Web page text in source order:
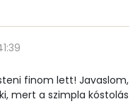
14 micro
finom lett! Javaslom,
mert a szimpla kóstolás